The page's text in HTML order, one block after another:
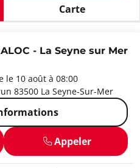
Carte
- La Seyne sur Mer
le 10 août à 08:00
83500 La Seyne-Sur-Mer
Appeler